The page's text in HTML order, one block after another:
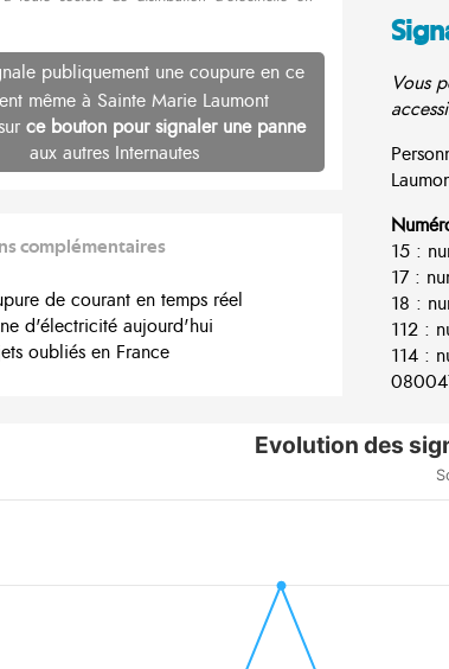
publiquement une coupure en ce
même à Sainte Marie Laumont
ce bouton pour signaler une panne
aux autres Internautes
complémentaires
de courant en temps réel
d'électricité aujourd'hui
oubliés en France
Vous
15 :
17 :
18 :
112 :
114 :
Evolution des